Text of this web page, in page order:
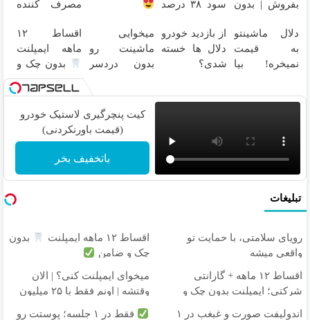
بفروش | بدون
سود ۳۸ درصد
مصرف کننده
پاسخ به یک
تماس
دلال ماشینتو
به قیمت
نمیخره! بیا
بفروش*فقط
از بازدید خودرو
دلال ها خسته
شدی؟
ماشینت رو
میخوایی
ماشینت رو
بدون دردسر
بدون کمیسیون
اقساط ۱۲
ماهه ایمپلنت
بدون چک و
ضامن؛ همین
امروز اقدام کن
کیت پنچرگیری لاستیک خودرو
(قیمت باورنکردنی)
باتخفیف بخر
تبلیغات
رویای سلامتی، با حمایت تو
واقعی میشه
اقساط ۱۲ ماهه ایمپلنت
بدون
چک و ضامن
اقساط ۱۲ ماهه + گارانتی
شرکتی؛ ایمپلنت بدون چک و
میخوای ایمپلنت کنی؟ | الان
وقتشه | اونم فقط با ۲۵ میلیون
تومان!!!
اندولیفت صورت و غبغب در ۱
فقط در ۱ جلسه؛ پوستت رو